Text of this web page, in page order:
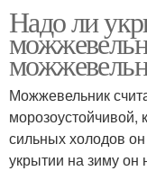
Надо ли
Можжевельник
морозоустойчивой,
сильных холодов
укрытии на зиму он